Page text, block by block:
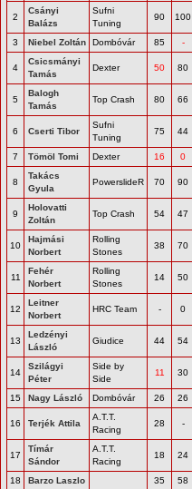
2
Csányi
Balázs
Sufni
Tuning
90 100
3 Niebel Zoltán Dombóvár 85 -
4
Csicsmányi
Tamás
Dexter 50 80
5
Balogh
Tamás
Top Crash 80 66
6 Cserti Tibor
Sufni
Tuning
75 44
7 Tömöl Tomi Dexter 16 0
8
Takács
Gyula
PowerslideR 70 90
9
Holovatti
Zoltán
Top Crash 54 47
10
Hajmási
Norbert
Rolling
Stones
38 70
11
Fehér
Norbert
Rolling
Stones
14 50
12
Leitner
Norbert
HRC Team - 0
13
Ledzényi
László
Giudice 44 54
14
Szilágyi
Péter
Side by
Side
11 30
15 Nagy László Dombóvár 26 26
16 Terjék Attila
A.T.T.
Racing
28 -
17
Tímár
Sándor
A.T.T.
Racing
18 24
18 Barzo Laszlo 35 58